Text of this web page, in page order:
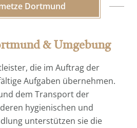
Dortmund
& Umgebung
die im Auftrag der
Aufgaben übernehmen.
dem Transport der
hygienischen und
unterstützen sie die